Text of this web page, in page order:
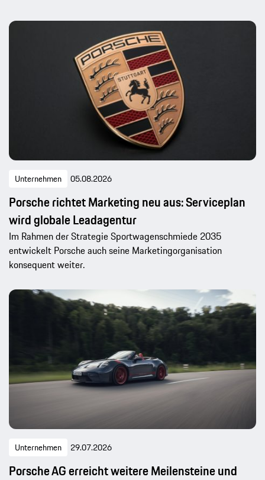
Unternehmen 05.08.2026
Porsche richtet Marketing neu aus: Serviceplan
wird globale Leadagentur
Im Rahmen der Strategie Sportwagenschmiede 2035
entwickelt Porsche auch seine Marketingorganisation
konsequent weiter.
Unternehmen 29.07.2026
Porsche AG erreicht weitere Meilensteine und